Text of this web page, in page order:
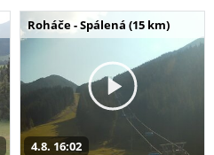
Roháče - Spálená (15 km)
4.8. 16:02